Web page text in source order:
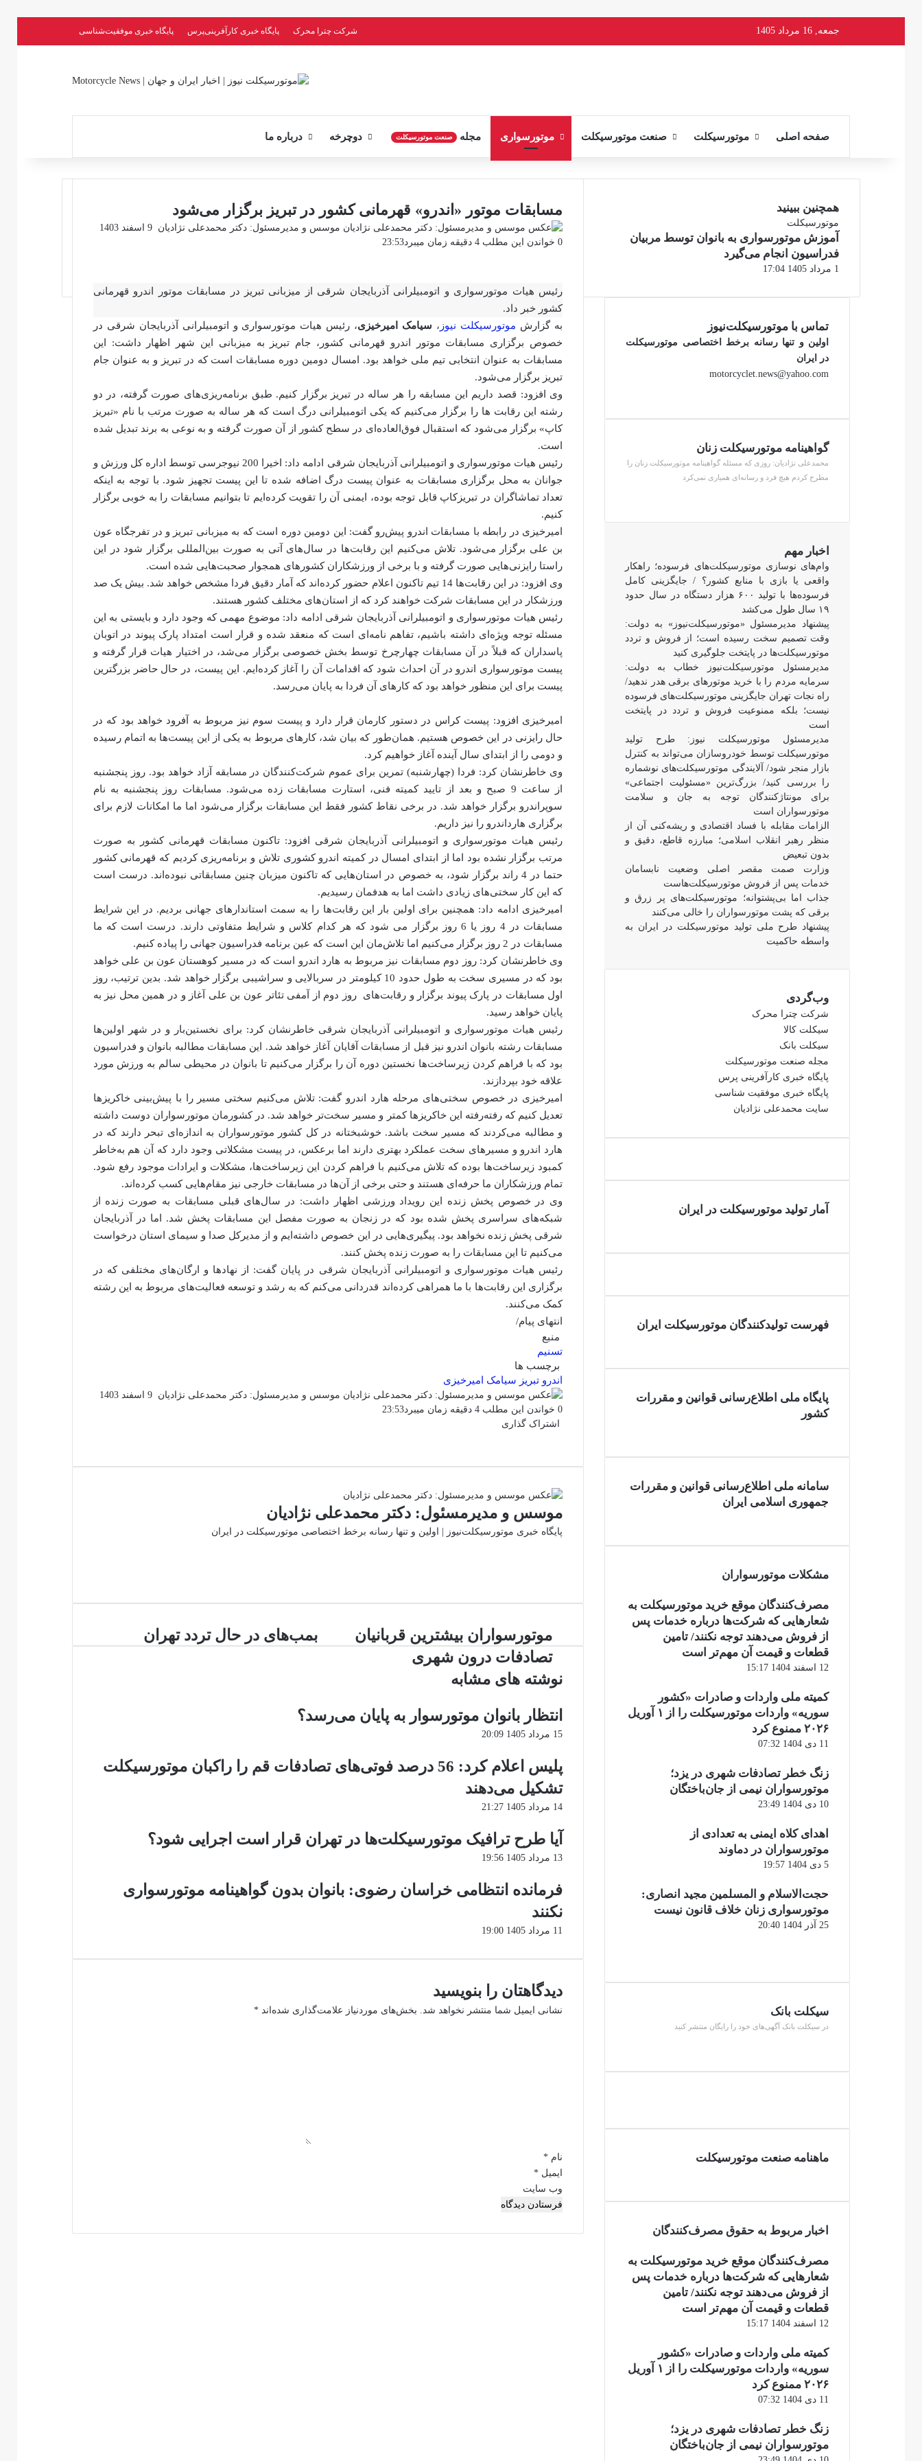
جمعه, 16 مرداد 1405 شرکت چترا محرک پایگاه خبری کارآفرینی‌پرس پایگاه خبری موفقیت‌شناسی
صفحه اصلی موتورسیکلت صنعت موتورسیکلت موتورسواری مجله صنعت موتورسیکلت دوچرخه درباره ما
مسابقات موتور «اندرو» قهرمانی کشور در تبریز برگزار می‌شود
موسس و مدیرمسئول: دکتر محمدعلی نژادیان ارسال
9 اسفند 1403
23:53
0خواندن این مطلب 4 دقیقه زمان میبرد
رئیس هیات موتورسواری و اتومبیلرانی آذربایجان شرقی از میزبانی تبریز در مسابقات موتور اندرو قهرمانی
کشور خبر داد.
به گزارش موتورسیکلت نیوز ، سیامک امیرخیزی، رئیس هیات موتورسواری و اتومبیلرانی آذربایجان شرقی در
خصوص برگزاری مسابقات موتور اندرو قهرمانی کشور، جام تبریز به میزبانی این شهر اظهار داشت: این
مسابقات به عنوان انتخابی تیم ملی خواهد بود. امسال دومین دوره مسابقات است که در تبریز و به عنوان جام
تبریز برگزار می‌شود.
وی افزود: قصد داریم این مسابقه را هر ساله در تبریز برگزار کنیم. طبق برنامه‌ریزی‌های صورت گرفته، در دو
رشته این رقابت ها را برگزار می‌کنیم که یکی اتومبیلرانی درگ است که هر ساله به صورت مرتب با نام «تبریز
کاپ» برگزار می‌شود که استقبال فوق‌العاده‌ای در سطح کشور از آن صورت گرفته و به نوعی به برند تبدیل شده
است.
رئیس هیات موتورسواری و اتومبیلرانی آذربایجان شرقی ادامه داد: اخیرا 200 نیوجرسی توسط اداره کل ورزش و
جوانان به محل برگزاری مسابقات به عنوان پیست درگ اضافه شده تا این پیست تجهیز شود. با توجه به اینکه
تعداد تماشاگران در تبریزکاپ قابل توجه بوده، ایمنی آن را تقویت کرده‌ایم تا بتوانیم مسابقات را به خوبی برگزار
کنیم.
امیرخیزی در رابطه با مسابقات اندرو پیش‌رو گفت: این دومین دوره است که به میزبانی تبریز و در تفرجگاه عون
بن علی برگزار می‌شود. تلاش می‌کنیم این رقابت‌ها در سال‌های آتی به صورت بین‌المللی برگزار شود در این
راستا رایزنی‌هایی صورت گرفته و با برخی از ورزشکاران کشورهای همجوار صحبت‌هایی شده است.
وی افزود: در این رقابت‌ها 14 تیم تاکنون اعلام حضور کرده‌اند که آمار دقیق فردا مشخص خواهد شد. بیش یک صد
ورزشکار در این مسابقات شرکت خواهند کرد که از استان‌های مختلف کشور هستند.
رئیس هیات موتورسواری و اتومبیلرانی آذربایجان شرقی ادامه داد: موضوع مهمی که وجود دارد و بایستی به این
مسئله توجه ویژه‌ای داشته باشیم، تفاهم نامه‌ای است که منعقد شده و قرار است امتداد پارک پیوند در اتوبان
پاسداران که قبلاً در آن مسابقات چهارچرخ توسط بخش خصوصی برگزار می‌شد، در اختیار هیات قرار گرفته و
پیست موتورسواری اندرو در آن احداث شود که اقدامات آن را آغاز کرده‌ایم. این پیست، در حال حاضر بزرگترین
پیست برای این منظور خواهد بود که کارهای آن فردا به پایان می‌رسد.
امیرخیزی افزود: پیست کراس در دستور کارمان قرار دارد و پیست سوم نیز مربوط به آفرود خواهد بود که در
حال رایزنی در این خصوص هستیم. همان‌طور که بیان شد، کارهای مربوط به یکی از این پیست‌ها به اتمام رسیده
و دومی را از ابتدای سال آینده آغاز خواهیم کرد.
وی خاطرنشان کرد: فردا (چهارشنبه) تمرین برای عموم شرکت‌کنندگان در مسابقه آزاد خواهد بود. روز پنجشنبه
از ساعت 9 صبح و بعد از تایید کمیته فنی، استارت مسابقات زده می‌شود. مسابقات روز پنجشنبه به نام
سوپراندرو برگزار خواهد شد. در برخی نقاط کشور فقط این مسابقات برگزار می‌شود اما ما امکانات لازم برای
برگزاری هارداندرو را نیز داریم.
رئیس هیات موتورسواری و اتومبیلرانی آذربایجان شرقی افزود: تاکنون مسابقات قهرمانی کشور به صورت
مرتب برگزار نشده بود اما از ابتدای امسال در کمیته اندرو کشوری تلاش و برنامه‌ریزی کردیم که قهرمانی کشور
حتما در 4 راند برگزار شود، به خصوص در استان‌هایی که تاکنون میزبان چنین مسابقاتی نبوده‌اند. درست است
که این کار سختی‌های زیادی داشت اما به هدفمان رسیدیم.
امیرخیزی ادامه داد: همچنین برای اولین بار این رقابت‌ها را به سمت استاندارهای جهانی بردیم. در این شرایط
مسابقات در 4 روز یا 6 روز‌ برگزار می شود که هر کدام کلاس و شرایط متفاوتی دارند. درست است که ما
مسابقات در 2 روز‌ برگزار می‌کنیم اما تلاش‌مان این است که عین برنامه فدراسیون جهانی را پیاده کنیم.
وی خاطرنشان کرد: روز دوم مسابقات نیز مربوط به هارد اندرو است که در مسیر کوهستان‌ عون بن علی خواهد
بود که در مسیری سخت به طول حدود 10 کیلومتر در سربالایی و سراشیبی برگزار خواهد شد. بدین ترتیب، روز
اول مسابقات در پارک پیوند برگزار و رقابت‌های روز‌ دوم از آمفی تئاتر عون بن علی آغاز و در همین محل نیز به
پایان خواهد رسید.
رئیس هیات موتورسواری و اتومبیلرانی آذربایجان شرقی خاطرنشان کرد: برای نخستین‌بار و در شهر اولین‌ها
مسابقات رشته بانوان اندرو نیز قبل از مسابقات آقایان آغاز خواهد شد. این مسابقات مطالبه بانوان و فدراسیون
بود که با فراهم کردن زیرساخت‌ها نخستین دوره آن را برگزار می‌کنیم تا بانوان در محیطی سالم به ورزش مورد
علاقه خود بپردازند.
امیرخیزی در خصوص سختی‌های مرحله هارد اندرو گفت: تلاش می‌کنیم سختی مسیر را با پیش‌بینی خاکریزها
تعدیل کنیم که رفته‌رفته این خاکریز‌ها کمتر و مسیر سخت‌تر خواهد شد. در کشورمان موتورسواران دوست داشته
و مطالبه می‌کردند که مسیر سخت باشد. خوشبختانه در کل کشور موتورسواران به اندازه‌ای تبحر دارند که در
هارد اندرو و مسیرهای سخت عملکرد بهتری دارند اما برعکس، در پیست مشکلاتی وجود دارد که آن هم به‌خاطر
کمبود زیرساخت‌ها بوده که تلاش می‌کنیم با فراهم کردن این زیرساخت‌ها، مشکلات و ایرادات موجود رفع شود.
تمام ورزشکاران ما حرفه‌ای هستند و حتی برخی از آن‌ها در مسابقات خارجی نیز مقام‌هایی کسب کرده‌اند.
وی در خصوص پخش زنده این رویداد ورزشی اظهار داشت: در سال‌های قبلی مسابقات به صورت زنده از
شبکه‌های سراسری پخش شده بود که در زنجان به صورت مفصل این مسابقات پخش شد. اما در آذربایجان
شرقی پخش زنده نخواهد بود.‌ پیگیری‌هایی در این خصوص داشته‌ایم‌ و‌ از مدیرکل صدا و سیمای استان درخواست
می‌کنیم تا این مسابقات را به صورت زنده پخش کنند.
رئیس هیات موتورسواری و اتومبیلرانی آذربایجان شرقی در پایان گفت: از نهادها و ارگان‌های مختلفی که در
برگزاری این رقابت‌ها با ما همراهی کرده‌اند قدردانی می‌کنم که به رشد و توسعه فعالیت‌های مربوط به این رشته
کمک می‌کنند.
انتهای پیام/
منبع
تسنیم
برچسب ها
اندرو تبریز سیامک امیرخیزی
موسس و مدیرمسئول: دکتر محمدعلی نژادیان ارسال
9 اسفند 1403
23:53
0خواندن این مطلب 4 دقیقه زمان میبرد
اشتراک گذاری
از
ایمیل
موسس و مدیرمسئول: دکتر محمدعلی نژادیان
پایگاه خبری موتورسیکلت‌نیوز | اولین و تنها رسانه برخط اختصاصی موتورسیکلت در ایران
بمب‌های
در
بمب‌های در حال تردد تهران
موتورسواران
بیشترین
قربانیان
تصادفات
درون
موتورسواران بیشترین قربانیان
تصادفات درون شهری
نوشته های مشابه
انتظار بانوان موتورسوار به پایان می‌رسد؟
15 مرداد 1405 20:09
پلیس اعلام کرد: 56 درصد فوتی‌های تصادفات قم را راکبان موتورسیکلت
تشکیل می‌دهند
14 مرداد 1405 21:27
آیا طرح ترافیک موتورسیکلت‌ها در تهران قرار است اجرایی شود؟
13 مرداد 1405 19:56
فرمانده انتظامی خراسان رضوی: بانوان بدون گواهینامه موتورسواری
نکنند
11 مرداد 1405 19:00
دیدگاهتان را بنویسید
نشانی ایمیل شما منتشر نخواهد شد. بخش‌های موردنیاز علامت‌گذاری شده‌اند *
نام *
ایمیل *
وب‌ سایت
همچنین ببینید
بستن
موتورسیکلت
آموزش موتورسواری به بانوان توسط مربیان
فدراسیون انجام می‌گیرد
1 مرداد 1405 17:04
تماس با موتورسیکلت‌نیوز
اولین و تنها رسانه برخط اختصاصی موتورسیکلت
در ایران
motorcyclet.news@yahoo.com
گواهینامه موتورسیکلت زنان
محمدعلی نژادیان: روزی که مسئله گواهینامه موتورسیکلت زنان را
مطرح کردم هیچ فرد و رسانه‌ای همیاری نمی‌کرد
اخبار مهم
وام‌های نوسازی موتورسیکلت‌های فرسوده؛ راهکار
واقعی یا بازی با منابع کشور؟ / جایگزینی کامل
فرسوده‌ها با تولید ۶۰۰ هزار دستگاه در سال حدود
۱۹ سال طول می‌کشد
پیشنهاد مدیرمسئول «موتورسیکلت‌نیوز» به دولت:
وقت تصمیم سخت رسیده است؛ از فروش و تردد
موتورسیکلت‌ها در پایتخت جلوگیری کنید
مدیرمسئول موتورسیکلت‌نیوز خطاب به دولت:
سرمایه مردم را با خرید موتورهای برقی هدر ندهید/
راه نجات تهران جایگزینی موتورسیکلت‌های فرسوده
نیست؛ بلکه ممنوعیت فروش و تردد در پایتخت
است
مدیرمسئول موتورسیکلت نیوز: طرح تولید
موتورسیکلت توسط خودروسازان می‌تواند به کنترل
بازار منجر شود/ آلایندگی موتورسیکلت‌های نوشماره
را بررسی کنید/ بزرگ‌ترین «مسئولیت اجتماعی»
برای مونتاژکنندگان توجه به جان و سلامت
موتورسواران است
الزامات مقابله با فساد اقتصادی و ریشه‌کنی آن از
منظر رهبر انقلاب اسلامی؛ مبارزه قاطع، دقیق و
بدون تبعیض
وزارت صمت مقصر اصلی وضعیت نابسامان
خدمات پس از فروش موتورسیکلت‌هاست
جذاب اما بی‌پشتوانه؛ موتورسیکلت‌های پر زرق‌ و
برقی که پشت موتورسواران را خالی می‌کنند
پیشنهاد طرح ملی تولید موتورسیکلت در ایران به
واسطه حاکمیت
وب‌گردی
شرکت چترا محرک
سیکلت کالا
سیکلت بانک
مجله صنعت موتورسیکلت
پایگاه خبری کارآفرینی پرس
پایگاه خبری موفقیت شناسی
سایت محمدعلی نژادیان
آمار تولید موتورسیکلت در ایران
فهرست تولیدکنندگان موتورسیکلت ایران
پایگاه ملی اطلاع‌رسانی قوانین و مقررات
کشور
سامانه ملی اطلاع‌رسانی قوانین و مقررات
جمهوری اسلامی ایران
مشکلات موتورسواران
مصرف‌کنندگان موقع خرید موتورسیکلت به
شعارهایی که شرکت‌ها درباره خدمات پس
از فروش می‌دهند توجه نکنند/ تامین
قطعات و قیمت آن مهم‌تر است
12 اسفند 1404 15:17
کمیته ملی واردات و صادرات «کشور
سوریه» واردات موتورسیکلت را از ۱ آوریل
۲۰۲۶ ممنوع کرد
11 دی 1404 07:32
زنگ خطر تصادفات شهری در یزد؛
موتورسواران نیمی از جان‌باختگان
10 دی 1404 23:49
اهدای کلاه ایمنی به تعدادی از
موتورسواران در دماوند
5 دی 1404 19:57
حجت‌الاسلام و المسلمین مجید انصاری:
موتورسواری زنان خلاف قانون نیست
25 آذر 1404 20:40
سیکلت بانک
در سیکلت بانک آگهی‌های خود را رایگان منتشر کنید
ماهنامه صنعت موتورسیکلت
اخبار مربوط به حقوق مصرف‌کنندگان
مصرف‌کنندگان موقع خرید موتورسیکلت به
شعارهایی که شرکت‌ها درباره خدمات پس
از فروش می‌دهند توجه نکنند/ تامین
قطعات و قیمت آن مهم‌تر است
12 اسفند 1404 15:17
کمیته ملی واردات و صادرات «کشور
سوریه» واردات موتورسیکلت را از ۱ آوریل
۲۰۲۶ ممنوع کرد
11 دی 1404 07:32
زنگ خطر تصادفات شهری در یزد؛
موتورسواران نیمی از جان‌باختگان